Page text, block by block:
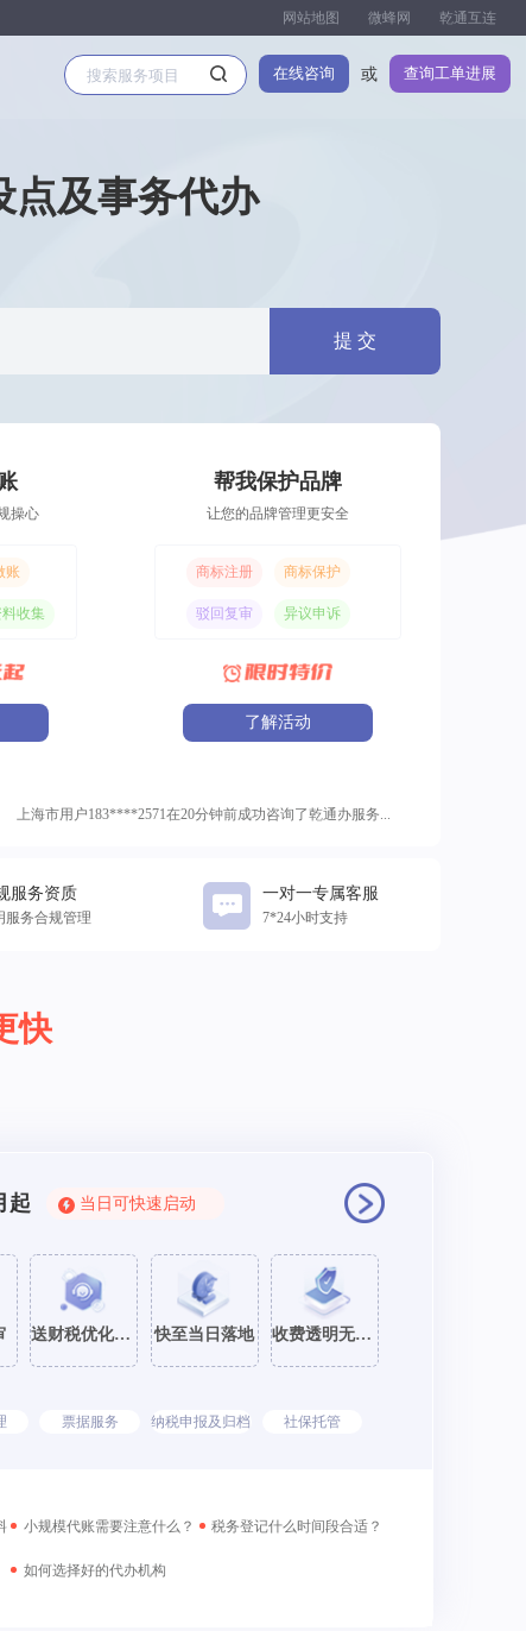
乾通互连
微蜂网
网站地图
查询工单进展
或
在线咨询
点及事务代办
提 交
操心
账
收集
帮我保护品牌
让您的品牌管理更安全
商标注册 商标保护
驳回复审 异议申诉
了解活动
上海市用户183****2571在20分钟前成功咨询了乾通办服务...
重庆市用户153****3240在13分钟前成功咨询了乾通办服务...
重庆市用户138****5678在10分钟前成功咨询了乾通办服务...
服务资质
服务合规管理
一对一专属客服
7*24小时支持
快
起 当日可快速启动
送财税优化咨询 快至当日落地 收费透明无套路
票据服务 纳税申报及归档 社保托管
小规模代账需要注意什么？ 税务登记什么时间段合适？
如何选择好的代办机构